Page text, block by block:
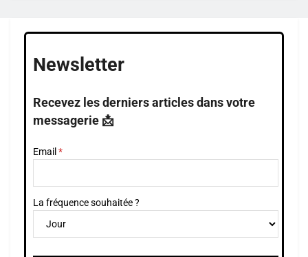
Newsletter
Recevez les derniers articles dans votre
messagerie 📩
Email
La fréquence souhaitée ?